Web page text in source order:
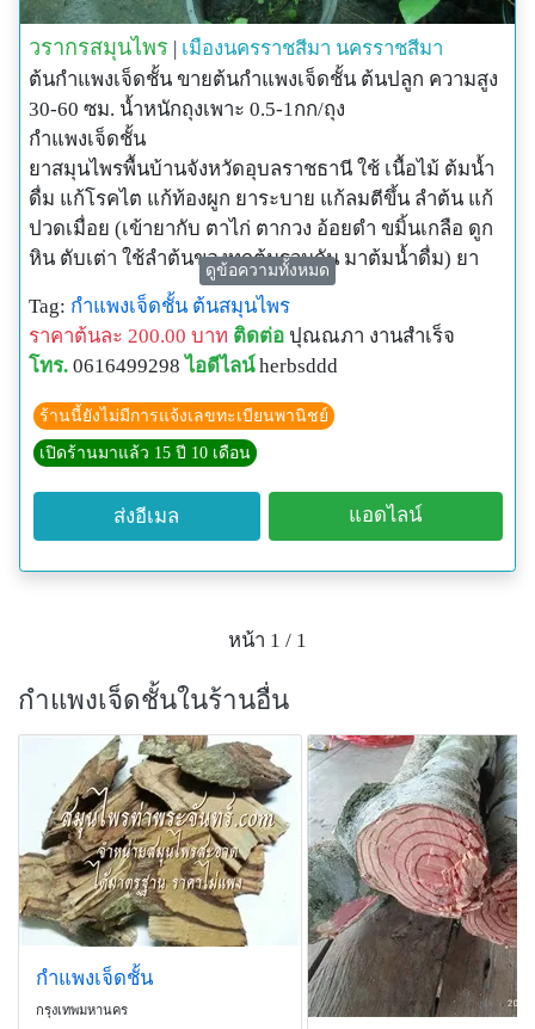
ทำงานการได้ดี ลักษณะเด่นที่สุดของตาได้คือการถ่าย
ของเสียออกจากร่างกาย
ตาไก้นิยมใช้คู่กับตากวงเป็นยาระบาย ตาไก้จะช่วย
ระบายท้องและถ่ายน้ำเหลือง ส่วนตากวงจะระบายลมร้าย
ส่วนใหญ่ท่านทั้งสองจะใช้ตาไก้เป็นยาแก้กษัย แก้ปวด
เมื่อย บำรุงกำลัง จะต้มกินหรือดองกินก็ได้
ตาไก้จะเป็นยาช่วยปรับร่างกาย คนผอมจะทำให้อ้วน คน
อ้วนจะทำให้ผอม คนเป็นเบาหวานควรต้มกินเป็นประจำ
เพื่อช่วยคุมน้ำตาล ตาไก้ยังใช้ร่วมกับยากำลังหรือยา
รักษาโรคอื่นๆ อีกมากมาย เช่น เถาวัลย์เปรียง เถาวัลย์
เหล็ก(เครือเขาแกบ) ต้มกินเป็นยาบำรุงกำลังแก้กษัย ใช้
ร่วมกับรากหูกวาง(ค้อนตีหมา) ตากวง รากอีล้ำ(กำลัง
ทรพี) แก้ไข้สูงไม่สร่างสักที รากตาไก้ฝนกับน้ำปูนใสทาแก้
ฝี รวมทั้งฝนกับน้ำซาวข้าวให้คนไข้กินแก้เบื่อเห็ดอีกด้วย
หมอยาทางภาคใต้เรียกตาไก้ว่า หลุมนก และใช้ใน
สรรพคุณเดียวกันกับที่ทางอีสาน ที่น่าสนใจคือ มีการใช้
เถาของหลุมนกต้มดื่ม เพื่อคุมน้ำตาลในผู้ป่วยโรคเบา
หวานเช่นเดียวกัน นอกจากนี้หมอยาภาคใต้ยังใช้ผลของ
แดดให้แห้งดองเหล้า เพื่อบำรุงกำลังและบำรุงโลหิตสตรี
ภาคนี้จะใช้ใบยอและพาโหมย่านแทนต้นตากวง
มลายูท้องถิ่น ลักษณะของแก่นไม้นี้เป็นที่รู้จักกันดี คือ มี
ลักษณะคล้ายเส้นกล้ามของร่างกายคนเรา ถ้าสังเกตให้ดี
เส้นที่เหมือนเอ็นนั้นจะมีอยู่ ๗ ชั้น จึงเชื่อว่ามีสรรพคุณแก้
ปวดกล้ามเนื้อ แก้ปวดเส้นเอ็น และบำรุงกำลังให้แข็งแรง
โดยจะนำบือติงนี้มาต้มดื่มแก้ปวดเมื่อย บำรุงกำลัง
ตาไก้แก้เบาหวาน ผลจากงานวิจัยสมัยใหม่
มีรายงานการวิจัยที่ทำในประเทศญี่ปุ่น โดยใช้วัตถุดิบ
สมุนไพรจากเมืองไทย พบว่าตาไก้มีสารที่ยับยั้งการย่อย
แป้งให้เป็นน้ำตาลในลำไส้ ช่วยชะลอและลดการดูดซึม
น้ำตาลเข้าสู่ร่างกาย ทำให้ควบคุมน้ำตาลได้ดีขึ้น
นอกจากนี้ยังมีฤทธิ์ในการป้องกันตับไม่ให้ถูกทำลายจาก
ตาไก้ยังมีประโยชน์ทางยาอีกหลายอย่าง พ่อเม่าบอกว่า
การกินตาไก้เป็นประจำจะทำให้สุขภาพดี เหมือนมีกำแพง
เจ็ดชั้นป้องกันโรคภัยไข้เจ็บอยู่ จากความเชื่อเช่นนี้ทำให้
มีการใช้เนื้อไม้ของตาไก้ไปทำเครื่องราง ตาไก้จึงมีอีกชื่อ
หนึ่งว่า กำแพงเจ็ดชั้น เนื่องจากเนื้อไม้ของเถาตาไก้มี
ลักษณะเป็นลายเรียงตัวเป็นวงๆ รอบศูนย์กลางเหมือน
กำแพงที่ล้อมไว้
ยาบำรุงเอ็น บำรุงเส้น บำรุงกำลัง ของคนทุกภาค
ตาไก้เป็นยารักษาเอ็น รักษากล้ามเนื้อ บำรุงร่างกาย ช่วย
ระบายของเสีย ที่หมอยาทุกภาคใช้ ตามความเชื่อที่ว่า ถ้า
ร่างกายมีเอ็นและกล้ามเนื้อที่แข็งแรงแล้ว จะสามารถ
ของเสียออกจากร่างกาย
ตาส่วน สีมะพริก หมอยาแห่งบ้านนนทรี อำเภอกบินทร์บุรี
น้อมเกล้า อำเภอเลิงนกทา จังหวัดยโสธร บอกตรงกันว่า
ตาไก้นิยมใช้คู่กับตากวงเป็นยาระบาย ตาไก้จะช่วย
ระบายท้องและถ่ายน้ำเหลือง ส่วนตากวงจะระบายลมร้าย
เมื่อย บำรุงกำลัง จะต้มกินหรือดองกินก็ได้
ตาส่วนบอกว่า ตาไก้จะเป็นยาช่วยปรับร่างกาย คนผอมจะ
ทำให้อ้วน คนอ้วนจะทำให้ผอม คนเป็นเบาหวานควรต้ม
กินเป็นประจำเพื่อช่วยคุมน้ำตาล ตาไก้ยังใช้ร่วมกับยา
กำลังหรือยารักษาโรคอื่นๆ อีกมากมาย เช่น เถาวัลย์
เปรียง เถาวัลย์เหล็ก(เครือเขาแกบ) ต้มกินเป็นยาบำรุง
กำลังแก้กษัย ใช้ร่วมกับรากหูกวาง(ค้อนตีหมา) ตากวง รา
อีล้ำ(กำลังทรพี) แก้ไข้สูงไม่สร่างสักที นอกจากนี้ตาส่วนยัง
ใช้รากตาไก้ฝนกับน้ำปูนใสทาแก้ฝี รวมทั้งฝนกับน้ำซาว
ข้าวให้คนไข้กินแก้เบื่อเห็ดอีกด้วย
หมอยาทางภาคใต้เรียกตาไก้ว่า หลุมนก และใช้ใน
สรรพคุณเดียวกันกับที่ทางอีสาน ที่น่าสนใจคือ มีการใช้
วรากรสมุนไพร | เมืองนครราชสีมา นครราชสีมา
ต้นกำแพงเจ็ดชั้น ขายต้นกำแพงเจ็ดชั้น ต้นปลูก ความสูง
30-60 ซม. น้ำหนักถุงเพาะ 0.5-1กก/ถุง
กำแพงเจ็ดชั้น
ยาสมุนไพรพื้นบ้านจังหวัดอุบลราชธานี ใช้ เนื้อไม้ ต้มน้ำ
ดื่ม แก้โรคไต แก้ท้องผูก ยาระบาย แก้ลมตีขึ้น ลำต้น แก้
ปวดเมื่อย (เข้ายากับ ตาไก่ ตากวง อ้อยดำ ขมิ้นเกลือ ดูก
หิน ตับเต่า ใช้ลำต้นของทุกต้นรวมกัน มาต้มน้ำดื่ม) ยา
ระบาย (เข้ายากับ ยาปะดง ตากวง ดูกไส คอแลน พาสาน)
ขับปัสสาวะ (เข้ายากับ แก่นตาไก้ แก่นตากวง แก่นดูกไส
แก่นตานกกด) แก้ริดสีดวงทวาร (เข้ายากับ ว่านงวงช้าง
แก่นกระถิน ปูนขาว แล้วต้ม)
ยาสมุนไพรพื้นบ้านจังหวัดนครราชสีมา ใช้ ลำต้น บำรุง
โลหิต โดยใช้ลำต้นต้มน้ำดื่มวันละ 1-2 ช้อนชา ก่อน
อาหารเช้า-เย็น
ยาพื้นบ้าน ใช้ ต้น รสเมาเบื่อฝาดสุขุม ต้มน้ำดื่ม หรือดอง
สุรา แก้ปวดเมื่อย หรือเข้ายาระบาย (ผสมกับรากตูมกา
พิการ เข้าข้อ แก้ประดง ขับผายลม ฟอกและขับโลหิตระดู
รักษาโรคตับอักเสบ (ผสมกับเปลือกต้นมะดูก) แก้หืด
(ผสมกับแก่นพลับพลา แก่นโมกหลวง ต้นสบู่ขาว ต้นพลอง
เหมือด แก่นจำปา และต้นคำรอก) แก้เบาหวาน (ผสมกับ
รากทองพันชั่ง หัวข้าวเย็นเหนือ หัวข้าวเย็นใต้ หัวร้อยรู
แก่นสัก และหญ้าชันกาดทั้งต้น) ราก รสเมาเบื่อฝาด ต้ม
หรือดองสุราดื่ม ขับโลหิตระดู บำรุงโลหิต ดับพิษร้อนของ
โลหิต แก้ลมอัมพฤกษ์ รักษาโรคตา บำรุงน้ำเหลือง ใบ แก้
มุตกิด ขับระดู ดอก แก้บิดมูกเลือด แก่นและราก ต้มน้ำดื่ม
เป็นยาระบายแก้เส้นเอ็นอักเสบ
กัมพูชา ใช้ เถาต้มน้ำดื่ม แก้โรคเบาหวาน
ต้นกำแพงเจ็ดชั้น ขายต้นกำแพงเจ็ดชั้น
ดูข้อความทั้งหมด
Tag: กำแพงเจ็ดชั้น ต้นสมุนไพร
ราคาต้นละ 200.00 บาท ติดต่อ ปุณณภา งานสำเร็จ
โทร. 0616499298 ไอดีไลน์ herbsddd
ร้านนี้ยังไม่มีการแจ้งเลขทะเบียนพานิชย์
เปิดร้านมาแล้ว 15 ปี 10 เดือน
ส่งอีเมล แอดไลน์
หน้า 1 / 1
กำแพงเจ็ดชั้นในร้านอื่น
กำแพงเจ็ดชั้น
กรุงเทพมหานคร